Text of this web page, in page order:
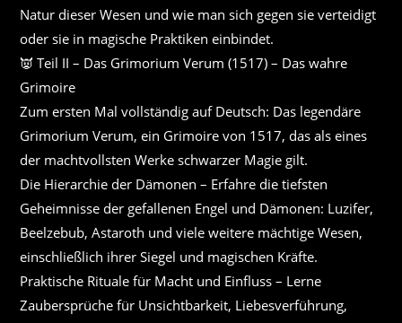
Natur dieser Wesen und wie man sich gegen sie verteidigt
oder sie in magische Praktiken einbindet.
👿 Teil II – Das Grimorium Verum (1517) – Das wahre
Grimoire
Zum ersten Mal vollständig auf Deutsch: Das legendäre
Grimorium Verum, ein Grimoire von 1517, das als eines
der machtvollsten Werke schwarzer Magie gilt.
Die Hierarchie der Dämonen – Erfahre die tiefsten
Geheimnisse der gefallenen Engel und Dämonen: Luzifer,
Beelzebub, Astaroth und viele weitere mächtige Wesen,
einschließlich ihrer Siegel und magischen Kräfte.
Praktische Rituale für Macht und Einfluss – Lerne
Zaubersprüche für Unsichtbarkeit, Liebesverführung,